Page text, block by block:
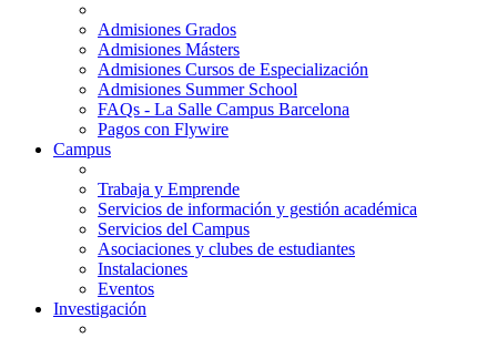
Admisiones Grados
Admisiones Másters
Admisiones Cursos de Especialización
Admisiones Summer School
FAQs - La Salle Campus Barcelona
Pagos con Flywire
Campus
Trabaja y Emprende
Servicios de información y gestión académica
Servicios del Campus
Asociaciones y clubes de estudiantes
Instalaciones
Eventos
Investigación